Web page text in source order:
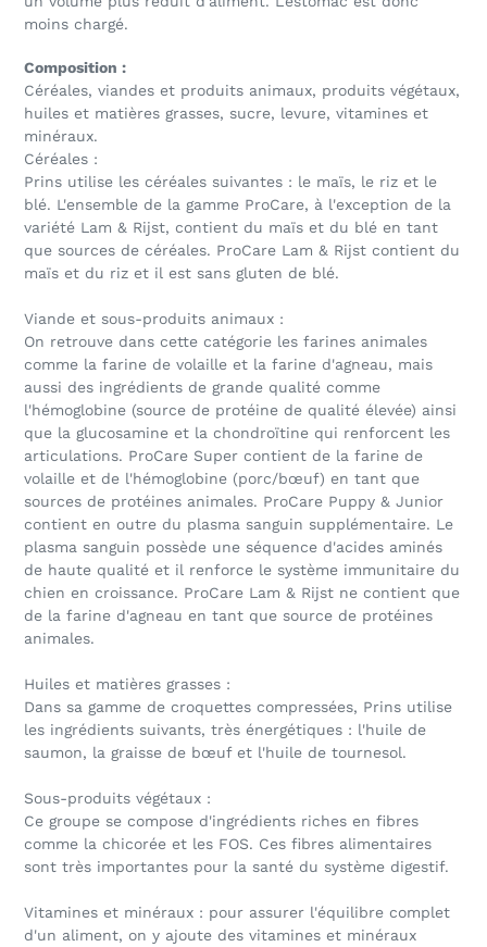
moins chargé.
Composition :
Céréales, viandes et produits animaux, produits végétaux,
huiles et matières grasses, sucre, levure, vitamines et
minéraux.
Céréales :
Prins utilise les céréales suivantes : le maïs, le riz et le
blé. L'ensemble de la gamme ProCare, à l'exception de la
variété Lam & Rijst, contient du maïs et du blé en tant
que sources de céréales. ProCare Lam & Rijst contient du
maïs et du riz et il est sans gluten de blé.
Viande et sous-produits animaux :
On retrouve dans cette catégorie les farines animales
comme la farine de volaille et la farine d'agneau, mais
aussi des ingrédients de grande qualité comme
l'hémoglobine (source de protéine de qualité élevée) ainsi
que la glucosamine et la chondroïtine qui renforcent les
articulations. ProCare Super contient de la farine de
volaille et de l'hémoglobine (porc/bœuf) en tant que
sources de protéines animales. ProCare Puppy & Junior
contient en outre du plasma sanguin supplémentaire. Le
plasma sanguin possède une séquence d'acides aminés
de haute qualité et il renforce le système immunitaire du
chien en croissance. ProCare Lam & Rijst ne contient que
de la farine d'agneau en tant que source de protéines
animales.
Huiles et matières grasses :
Dans sa gamme de croquettes compressées, Prins utilise
les ingrédients suivants, très énergétiques : l'huile de
saumon, la graisse de bœuf et l'huile de tournesol.
Sous-produits végétaux :
Ce groupe se compose d'ingrédients riches en fibres
comme la chicorée et les FOS. Ces fibres alimentaires
sont très importantes pour la santé du système digestif.
Vitamines et minéraux : pour assurer l'équilibre complet
d'un aliment, on y ajoute des vitamines et minéraux